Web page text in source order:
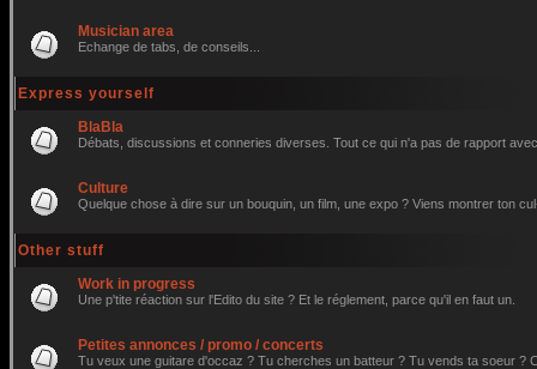
Musician area
Echange de tabs, de conseils...
Express yourself
BlaBla
Débats, discussions et conneries diverses. Tout ce qui n'a pas de rapport
Culture
Quelque chose à dire sur un bouquin, un film, une expo ? Viens montrer ton
Other stuff
Work in progress
Une p'tite réaction sur l'Edito du site ? Et le réglement, parce qu'il en faut un.
Petites annonces / promo / concerts
Tu veux une guitare d'occaz ? Tu cherches un batteur ? Tu vends ta soeur ?